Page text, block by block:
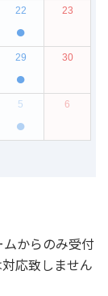
からのみ受付
応致しません